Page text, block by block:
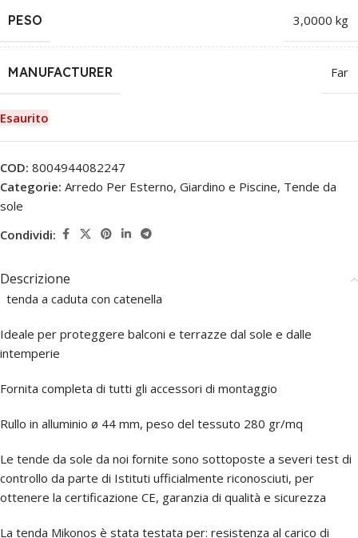
PESO 3,0000 kg
MANUFACTURER Far
Esaurito
COD: 8004944082247
Categorie: Arredo Per Esterno, Giardino e Piscine, Tende da
sole
Condividi:
Descrizione
tenda a caduta con catenella
Ideale per proteggere balconi e terrazze dal sole e dalle
intemperie
Fornita completa di tutti gli accessori di montaggio
Rullo in alluminio ø 44 mm, peso del tessuto 280 gr/mq
Le tende da sole da noi fornite sono sottoposte a severi test di
controllo da parte di Istituti ufficialmente riconosciuti, per
ottenere la certificazione CE, garanzia di qualità e sicurezza
La tenda Mikonos è stata testata per: resistenza al carico di